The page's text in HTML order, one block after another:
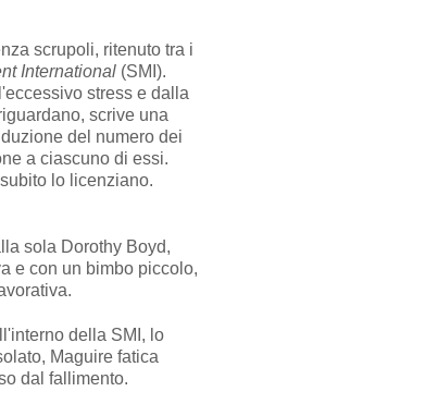
scrupoli, ritenuto tra i
International(SMI).
stress e dalla
scrive una
del numero dei
a ciascuno di essi.
lo licenziano.
sola Dorothy Boyd,
e con un bimbo piccolo,
della SMI, lo
Maguire fatica
dal fallimento.